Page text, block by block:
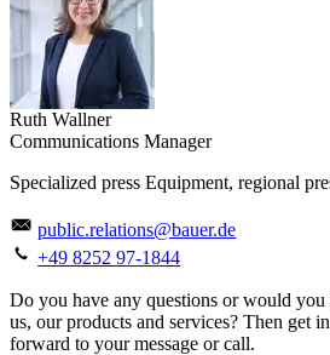
Ruth Wallner
Communications Manager
Specialized press Equipment, regional
public.relations@bauer.de
+49 8252 97-1844
Do you have any questions or would
us, our products and services? Then get
forward to your message or call.